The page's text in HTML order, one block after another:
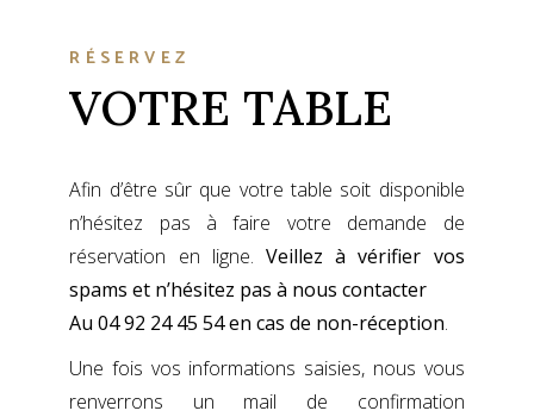
RÉSERVEZ
VOTRE TABLE
Afin d’être sûr que votre table soit disponible
n’hésitez pas à faire votre demande de
réservation en ligne. Veillez à vérifier vos
spams et n’hésitez pas à nous contacter
Au04 92 24 45 54en cas de non-réception.
Une fois vos informations saisies, nous vous
renverrons un mail de confirmation